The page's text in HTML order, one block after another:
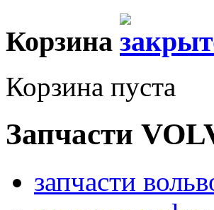
Корзина
Корзина пуста
Запчасти
запчасти